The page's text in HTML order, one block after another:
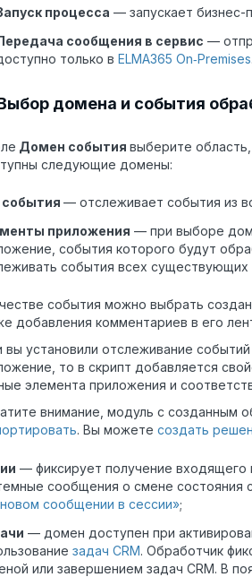
процесса — запускает
сообщения в сервис —
только в ELMA365 On‑Premises
домена и события
Домен события выберите
следующие домены:
события — отслеживает события из
приложения — при выборе
события которого будут
события всех существующих
события можно выбрать
добавления комментариев в его
вы установили отслеживание
то в скрипт добавляется
элемента приложения и
внимание, модуль с созданным
. Вы можете создать
— фиксирует получение входящего
сообщения о смене состояния
сообщении в сессии»;
— домен доступен при
задач CRM. Обработчик
или завершением задач CRM. В